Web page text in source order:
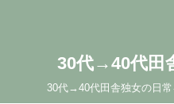
30代→40代田
30代→40代田舎独女の日常